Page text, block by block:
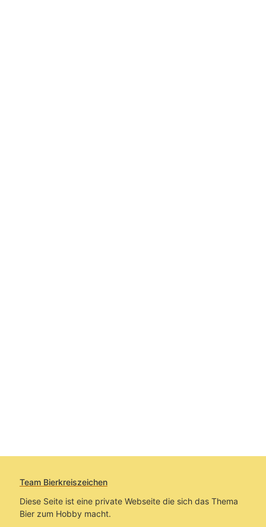
Team Bierkreiszeichen
Diese Seite ist eine private Webseite die sich das Thema
Bier zum Hobby macht.